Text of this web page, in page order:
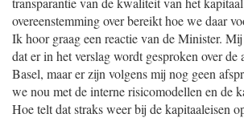
overeenstemming over bereikt hoe we daar
Ik hoor graag een reactie van de Minister.
dat er in het verslag wordt gesproken over de
Basel, maar er zijn volgens mij nog geen
we nou met de interne risicomodellen en de
Hoe telt dat straks weer bij de kapitaaleisen